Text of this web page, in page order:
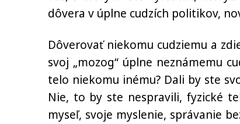
dôvera v úplne cudzích politikov,
Dôverovať niekomu cudziemu a
svoj „mozog“ úplne neznámemu
telo niekomu inému? Dali by ste
Nie, to by ste nespravili, fyzické
myseľ, svoje myslenie, správanie